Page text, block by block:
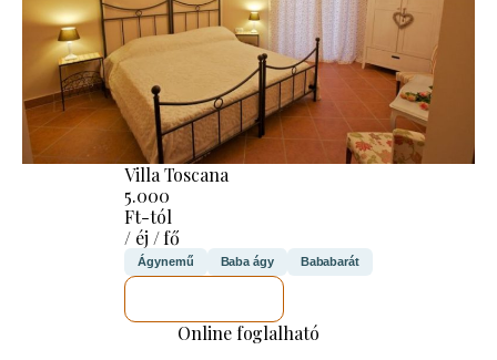
Villa Toscana
5.000
Ft-tól
/ éj / fő
Ágynemű Baba ágy Bababarát
Online foglalható